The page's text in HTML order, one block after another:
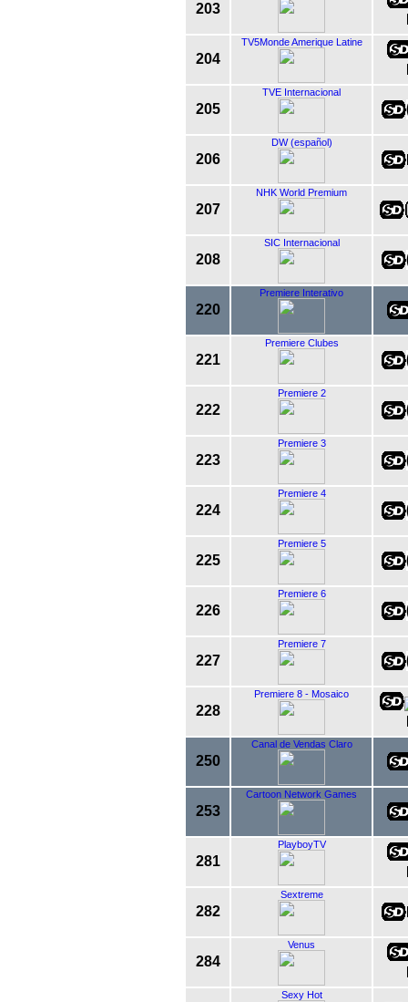
203
204
TV5Monde Amerique Latine
205
TVE Internacional
206
DW (español)
207
NHK World Premium
208
SIC Internacional
220
Premiere Interativo
221
Premiere Clubes
222
Premiere 2
223
Premiere 3
224
Premiere 4
225
Premiere 5
226
Premiere 6
227
Premiere 7
228
Premiere 8 - Mosaico
250
Canal de Vendas Claro
253
Cartoon Network Games
281
PlayboyTV
282
Sextreme
284
Venus
Sexy Hot